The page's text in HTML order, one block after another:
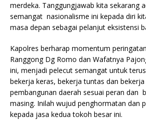
merdeka. Tanggungjawab kita sekarang
semangat nasionalisme ini kepada diri
masa depan sebagai pelanjut eksistensi
Kapolres berharap momentum
Ranggong Dg Romo dan Wafatnya
ini, menjadi pelecut semangat untuk
bekerja keras, bekerja tuntas dan
pembangunan daerah sesuai peran dan
masing. Inilah wujud penghormatan dan
kepada jasa kedua tokoh besar ini.